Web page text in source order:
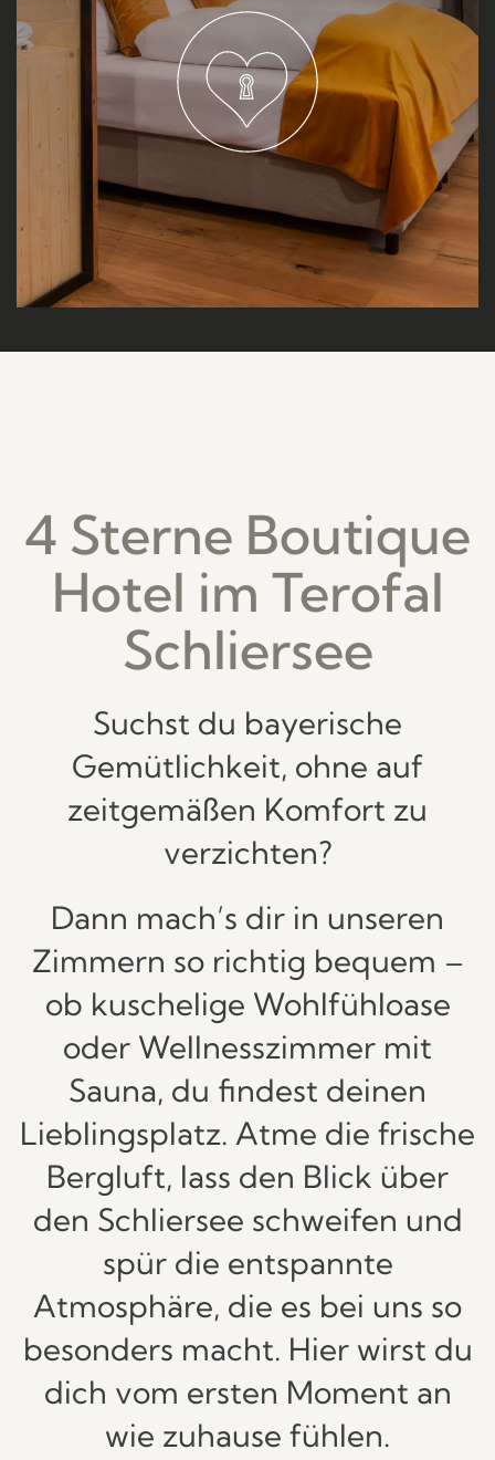
4 Sterne Boutique
Hotel im Terofal
Schliersee
Suchst du bayerische
Gemütlichkeit, ohne auf
zeitgemäßen Komfort zu
verzichten?
Dann mach’s dir in unseren
Zimmern so richtig bequem –
ob kuschelige Wohlfühloase
oder Wellnesszimmer mit
Sauna, du findest deinen
Lieblingsplatz. Atme die frische
Bergluft, lass den Blick über
den Schliersee schweifen und
spür die entspannte
Atmosphäre, die es bei uns so
besonders macht. Hier wirst du
dich vom ersten Moment an
wie zuhause fühlen.